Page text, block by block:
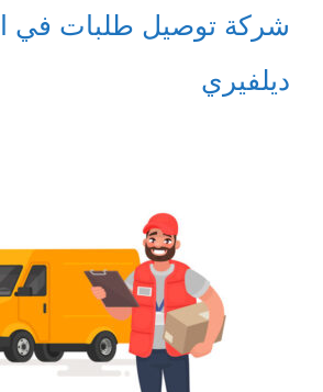
شركة توصيل طلبات في
ديلفيري